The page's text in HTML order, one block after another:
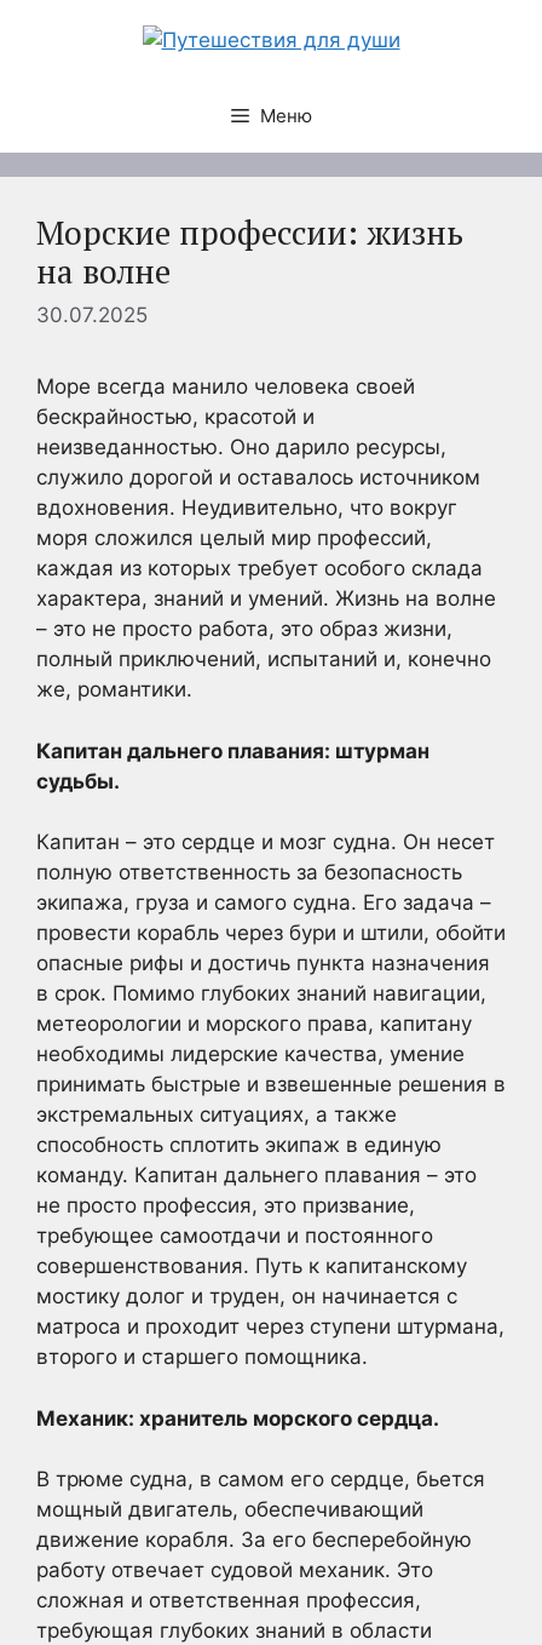
Меню
Морские профессии: жизнь
на волне
30.07.2025
Море всегда манило человека своей
бескрайностью, красотой и
неизведанностью. Оно дарило ресурсы,
служило дорогой и оставалось источником
вдохновения. Неудивительно, что вокруг
моря сложился целый мир профессий,
каждая из которых требует особого склада
характера, знаний и умений. Жизнь на волне
– это не просто работа, это образ жизни,
полный приключений, испытаний и, конечно
же, романтики.
Капитан дальнего плавания: штурман
судьбы.
Капитан – это сердце и мозг судна. Он несет
полную ответственность за безопасность
экипажа, груза и самого судна. Его задача –
провести корабль через бури и штили, обойти
опасные рифы и достичь пункта назначения
в срок. Помимо глубоких знаний навигации,
метеорологии и морского права, капитану
необходимы лидерские качества, умение
принимать быстрые и взвешенные решения в
экстремальных ситуациях, а также
способность сплотить экипаж в единую
команду. Капитан дальнего плавания – это
не просто профессия, это призвание,
требующее самоотдачи и постоянного
совершенствования. Путь к капитанскому
мостику долог и труден, он начинается с
матроса и проходит через ступени штурмана,
второго и старшего помощника.
Механик: хранитель морского сердца.
В трюме судна, в самом его сердце, бьется
мощный двигатель, обеспечивающий
движение корабля. За его бесперебойную
работу отвечает судовой механик. Это
сложная и ответственная профессия,
требующая глубоких знаний в области